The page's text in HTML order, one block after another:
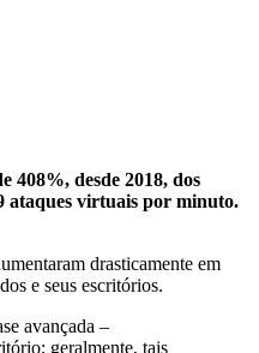
408%, desde 2018, dos
ataques virtuais por minuto.
drasticamente em
e seus escritórios.
avançada –
geralmente, tais